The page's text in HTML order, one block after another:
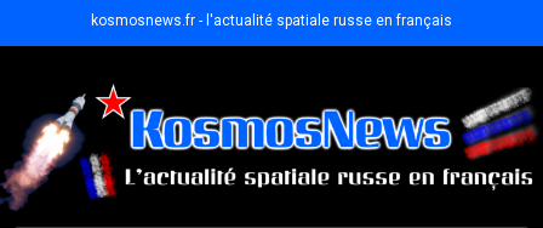
kosmosnews.fr - l'actualité spatiale russe en français